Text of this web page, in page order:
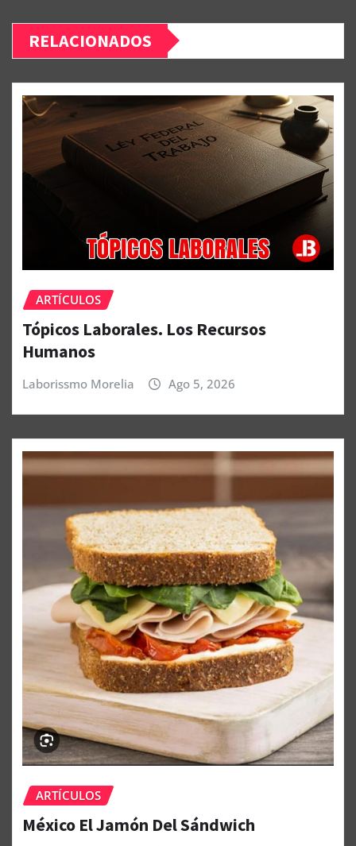
RELACIONADOS
ARTÍCULOS
Tópicos Laborales. Los Recursos
Humanos
Laborissmo Morelia Ago 5, 2026
ARTÍCULOS
México El Jamón Del Sándwich